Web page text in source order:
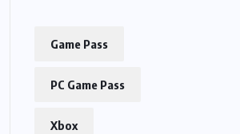
Game Pass
PC Game Pass
Xbox